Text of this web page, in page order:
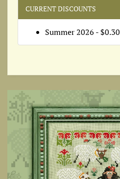
CURRENT DISCOUNTS
Summer 2026 - $0.30